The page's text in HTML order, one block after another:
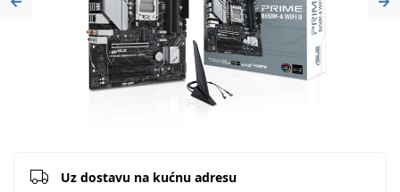
Previous
Uz dostavu na kućnu adresu